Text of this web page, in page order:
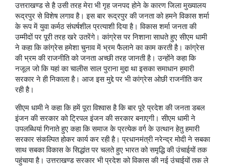
उत्तराखण्ड से है उसी तरह मेरा भी गृह जनपद होने के कारण जिला मुख्यालय
रूद्रपुर से विशेष लगाव है। इस बार रूद्रपुर की जनता को हमने विकास शर्मा
के रूप में युवा कर्मठ संघर्षशील प्रत्याशी दिया है। विकास शर्मा जनता की
उम्मीदों पर पूरी तरह खरे उतरेंगे। कांग्रेस पर निशाना साधते हुए सीएम धामी
ने कहा कि कांग्रेस हमेशा चुनाव में भ्रम फैलाने का काम करती है। कांग्रेस
की भ्रम की राजनीति को जनता अच्छी तरह जानती है। उन्होंने कहा कि
नजूल जो कि यहां का चालीस साल पुराना मुद्दा था इसका समाधान हमारी
सरकार ने ही निकाला है। आज इस मुद्दे पर भी कांग्रेस ओछी राजनीति कर
रही है।
सीएम धामी ने कहा कि हमें पूरा विश्वास है कि बार पूरे प्रदेश की जनता डबल
इंजन की सरकार को ट्रिपल इंजन की सरकार बनाएगी। सीएम धामी ने
उपलब्धियां गिनाते हुए कहा कि समाज के प्रत्येक वर्ग के उत्थान हेतु हमारी
सरकार संकल्पित होकर कार्य कर रही है। प्रधानमंत्री नरेन्द्र मोदी ने सबका
साथ सबका विकास के सिद्धांत पर चलते हुए भारत को समृद्धि की उंचाईयों तक
पहुंचाया है। उत्तराखण्ड सरकार भी प्रदेश को विकास की नई उंचाईयों तक ले